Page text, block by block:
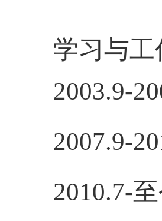
学习与工
2003.9-
2007.9-
2010.7-